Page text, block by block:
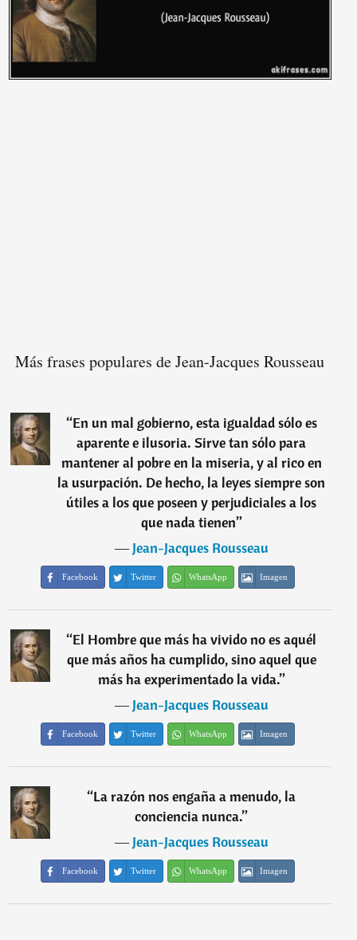
Más frases populares de Jean-Jacques Rousseau
“En un mal gobierno, esta igualdad sólo es
aparente e ilusoria. Sirve tan sólo para
mantener al pobre en la miseria, y al rico en
la usurpación. De hecho, la leyes siempre son
útiles a los que poseen y perjudiciales a los
que nada tienen”
―Jean-Jacques Rousseau
Facebook Twitter WhatsApp Imagen
“El Hombre que más ha vivido no es aquél
que más años ha cumplido, sino aquel que
más ha experimentado la vida.”
―Jean-Jacques Rousseau
Facebook Twitter WhatsApp Imagen
“La razón nos engaña a menudo, la
conciencia nunca.”
―Jean-Jacques Rousseau
Facebook Twitter WhatsApp Imagen